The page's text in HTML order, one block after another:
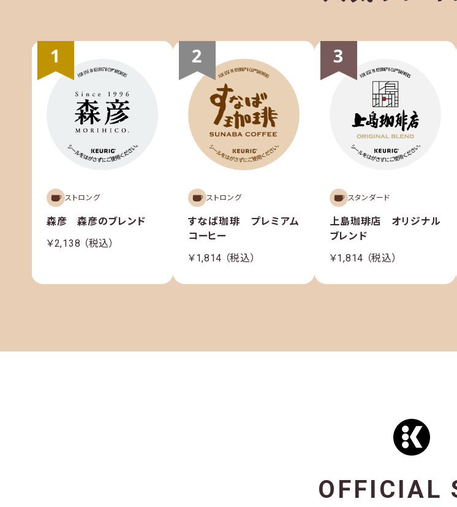
ストロング
森彦 森彦のブレンド
￥2,138 （税込）
ストロング
すなば珈琲 プレミアム
コーヒー
￥1,814 （税込）
スタンダード
上島珈琲店 オリジナル
ブレンド
￥1,814 （税込）
OFFICIAL